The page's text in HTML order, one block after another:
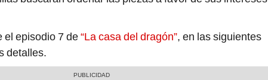
el episodio 7 de“La casa del dragón”, en las siguientes
detalles.